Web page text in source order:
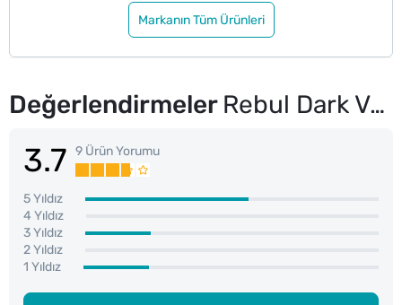
Markanın Tüm Ürünleri
Değerlendirmeler Rebul Dark Velvet Erkek Parfüm EDP 100 ml
3.7 9 Ürün Yorumu
5 Yıldız
4 Yıldız
3 Yıldız
2 Yıldız
1 Yıldız